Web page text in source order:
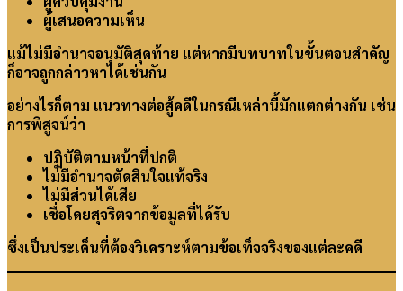
ผู้เสนอความเห็น
แม้ไม่มีอำนาจอนุมัติสุดท้าย แต่หากมีบทบาทในขั้นตอนสำคัญ
ก็อาจถูกกล่าวหาได้เช่นกัน
อย่างไรก็ตาม แนวทางต่อสู้คดีในกรณีเหล่านี้มักแตกต่างกัน เช่น
การพิสูจน์ว่า
ปฏิบัติตามหน้าที่ปกติ
ไม่มีอำนาจตัดสินใจแท้จริง
ไม่มีส่วนได้เสีย
เชื่อโดยสุจริตจากข้อมูลที่ได้รับ
ซึ่งเป็นประเด็นที่ต้องวิเคราะห์ตามข้อเท็จจริงของแต่ละคดี